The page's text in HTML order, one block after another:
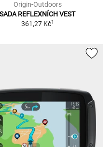
Origin-Outdoors
SADA REFLEXNÍCH VEST
361,27 Kč1